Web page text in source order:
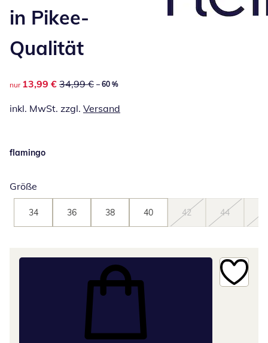
in Pikee-
Qualität
reduzierter Preis 13,99 €, vorheriger Preis: 34,99 €
nur 13,99 € 34,99 € – 60 %
inkl. MwSt. zzgl. Versand
flamingo
Größe
34 36 38 40 42 44